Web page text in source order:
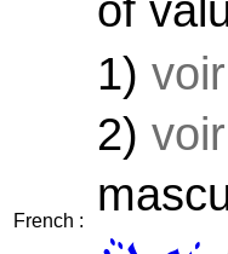
French :
1)
2)